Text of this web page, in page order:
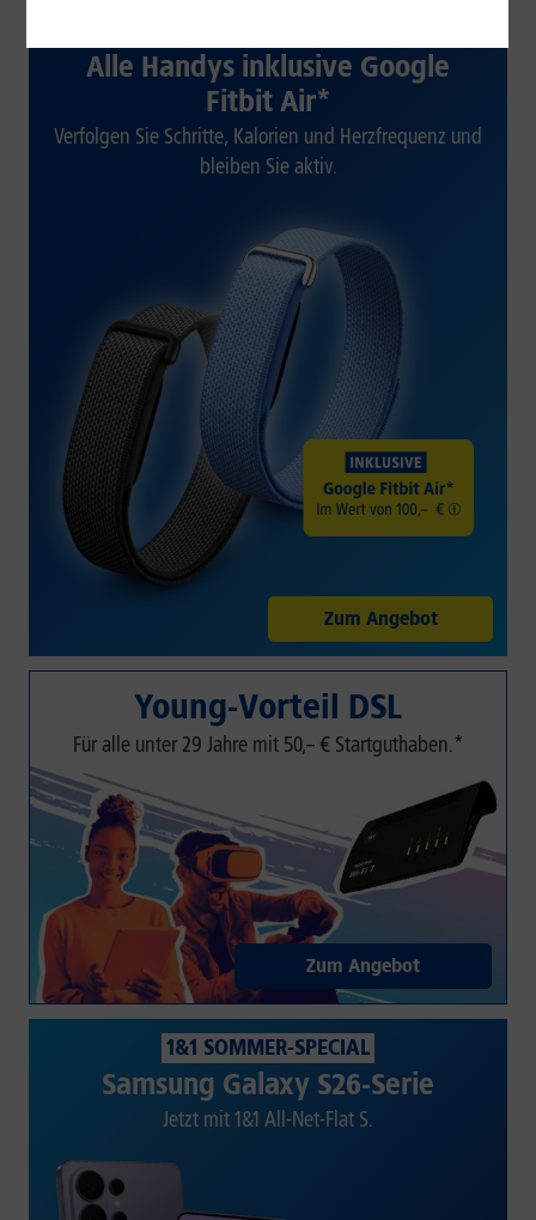
Alle Handys inklusive Google
Fitbit Air*
Verfolgen Sie Schritte, Kalorien und Herzfrequenz und
bleiben Sie aktiv.
Zum Angebot
Young-Vorteil DSL
Für alle unter 29 Jahre mit 50,– € Startguthaben.*
Zum Angebot
1&1 SOMMER-SPECIAL
Samsung Galaxy S26-Serie
Jetzt mit 1&1 All-Net-Flat S.